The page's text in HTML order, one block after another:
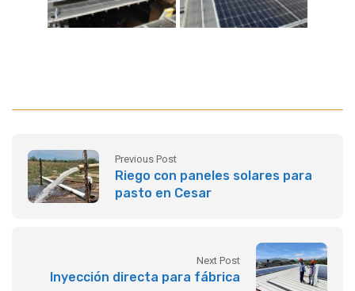
Previous Post
Riego con paneles solares para
pasto en Cesar
Next Post
Inyección directa para fábrica